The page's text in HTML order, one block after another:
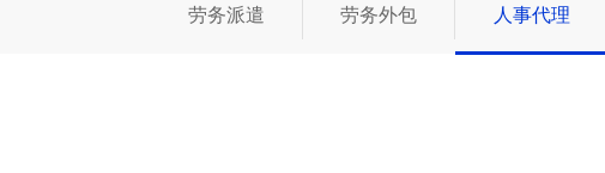
劳务派遣 劳务外包 人事代理